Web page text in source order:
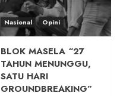
Nasional Opini
BLOK MASELA “27
TAHUN MENUNGGU,
SATU HARI
GROUNDBREAKING”